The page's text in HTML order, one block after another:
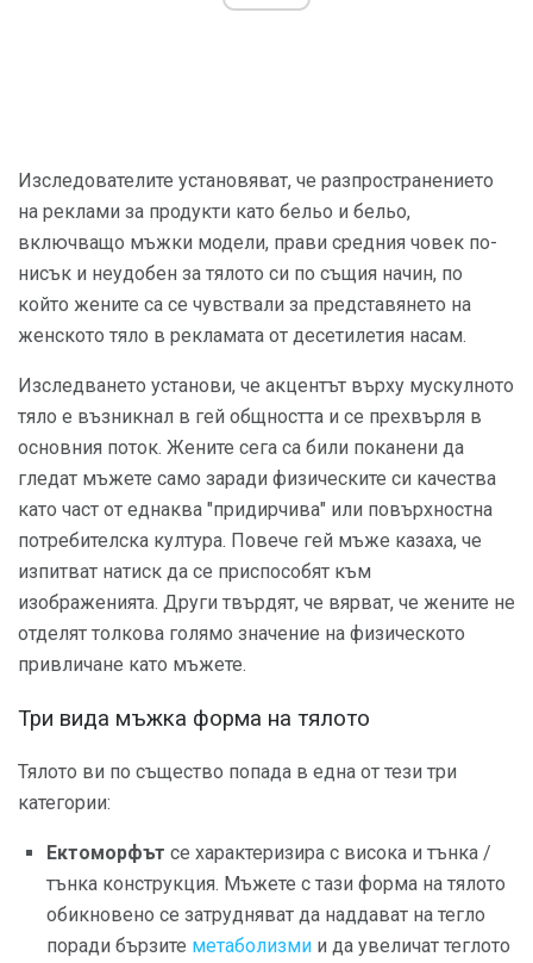
Изследователите установяват, че разпространението
на реклами за продукти като бельо и бельо,
включващо мъжки модели, прави средния човек по-
нисък и неудобен за тялото си по същия начин, по
който жените са се чувствали за представянето на
женското тяло в рекламата от десетилетия насам.
Изследването установи, че акцентът върху мускулното
тяло е възникнал в гей общността и се прехвърля в
основния поток. Жените сега са били поканени да
гледат мъжете само заради физическите си качества
като част от еднаква "придирчива" или повърхностна
потребителска култура. Повече гей мъже казаха, че
изпитват натиск да се приспособят към
изображенията. Други твърдят, че вярват, че жените не
отделят толкова голямо значение на физическото
привличане като мъжете.
Три вида мъжка форма на тялото
Тялото ви по същество попада в една от тези три
категории:
Ектоморфът се характеризира с висока и тънка /
тънка конструкция. Мъжете с тази форма на тялото
обикновено се затрудняват да наддават на тегло
поради бързите метаболизми и да увеличат теглото